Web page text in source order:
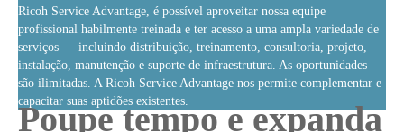
Ricoh Service Advantage, é possível aproveitar nossa equipe
profissional habilmente treinada e ter acesso a uma ampla variedade de
serviços — incluindo distribuição, treinamento, consultoria, projeto,
instalação, manutenção e suporte de infraestrutura. As oportunidades
são ilimitadas. A Ricoh Service Advantage nos permite complementar e
capacitar suas aptidões existentes.
Poupe tempo e expanda